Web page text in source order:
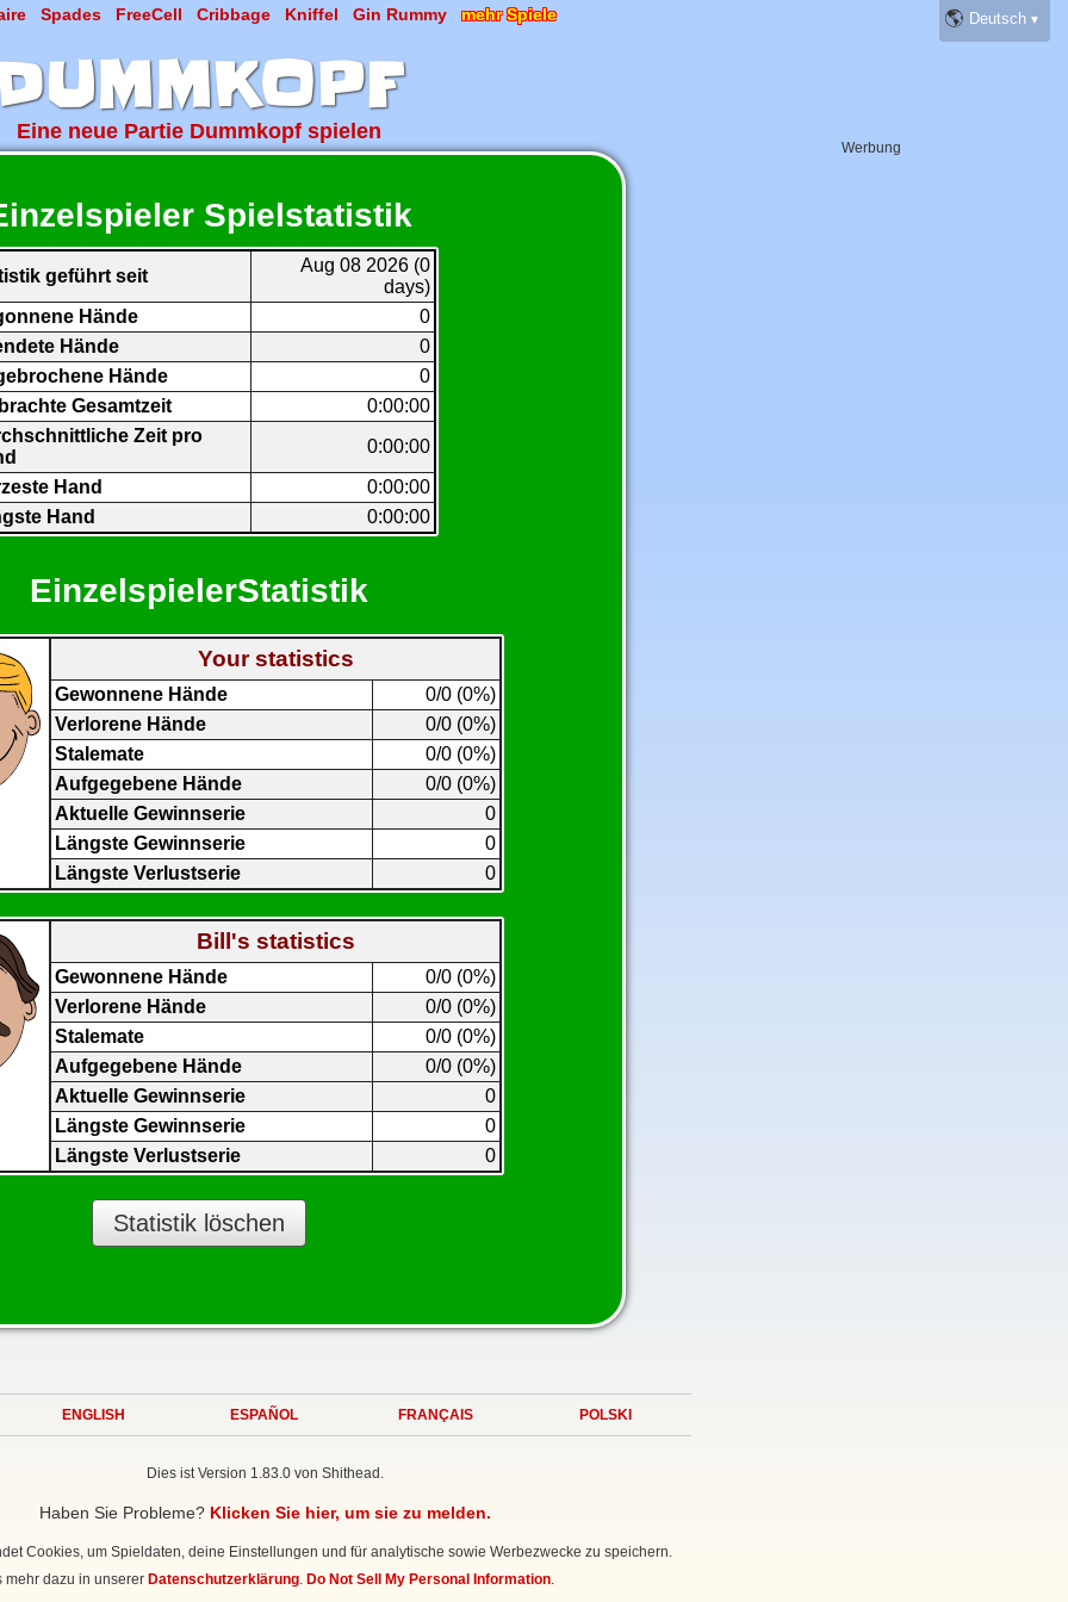
🌎
Spades FreeCell Cribbage Kniffel Gin Rummy mehr Spiele
Eine neue Partie Dummkopf spielen
Spielstatistik
geführt seit
Aug 08 2026 (0
days)
Hände
0
Hände
0
Hände
0
Gesamtzeit
0:00:00
Zeit pro
0:00:00
Hand
0:00:00
Hand
0:00:00
EinzelspielerStatistik
Your statistics
Gewonnene Hände
0/0 (0%)
Verlorene Hände
0/0 (0%)
Stalemate
0/0 (0%)
Aufgegebene Hände
0/0 (0%)
Aktuelle Gewinnserie
0
Längste Gewinnserie
0
Längste Verlustserie
0
Bill's statistics
Gewonnene Hände
0/0 (0%)
Verlorene Hände
0/0 (0%)
Stalemate
0/0 (0%)
Aufgegebene Hände
0/0 (0%)
Aktuelle Gewinnserie
0
Längste Gewinnserie
0
Längste Verlustserie
0
Statistik löschen
Werbung
ENGLISH ESPAÑOL FRANÇAIS POLSKI
Dies ist Version 1.83.0 von Shithead.
Haben Sie Probleme? Klicken Sie hier, um sie zu melden.
Cookies, um Spieldaten, deine Einstellungen und für analytische sowie Werbezwecke zu speichern.
mehr dazu in unserer Datenschutzerklärung. Do Not Sell My Personal Information.